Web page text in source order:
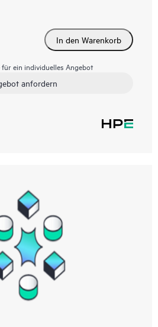
In den Warenkorb
für ein individuelles Angebot
anfordern